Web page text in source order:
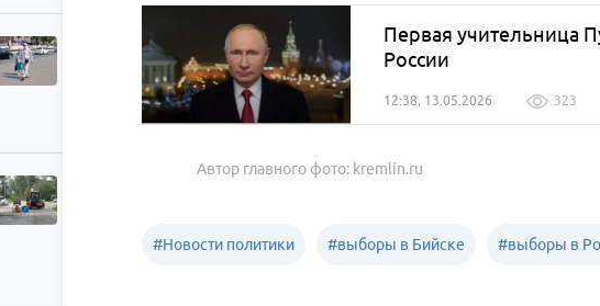
Первая учительница
России
12:38, 13.05.2026 323
Автор главного фото: kremlin.ru
#Новости политики #выборы в Бийске #выборы в